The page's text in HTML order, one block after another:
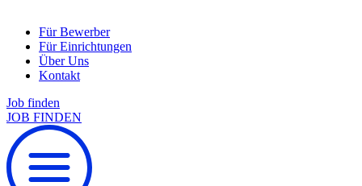
Für Bewerber
Für Einrichtungen
Über Uns
Kontakt
Job finden
JOB FINDEN